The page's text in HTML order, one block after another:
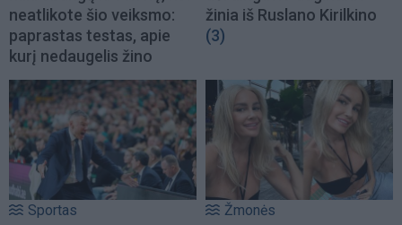
neatlikote šio veiksmo:
paprastas testas, apie
kurį nedaugelis žino
žinia iš Ruslano Kirilkino
(3)
Sportas Žmonės